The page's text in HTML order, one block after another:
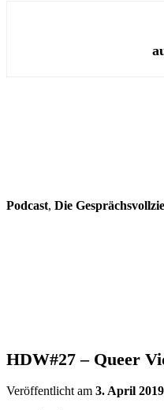
Podcast, Die
HDW#27 – Queer
Veröffentlicht am 3. April 2019